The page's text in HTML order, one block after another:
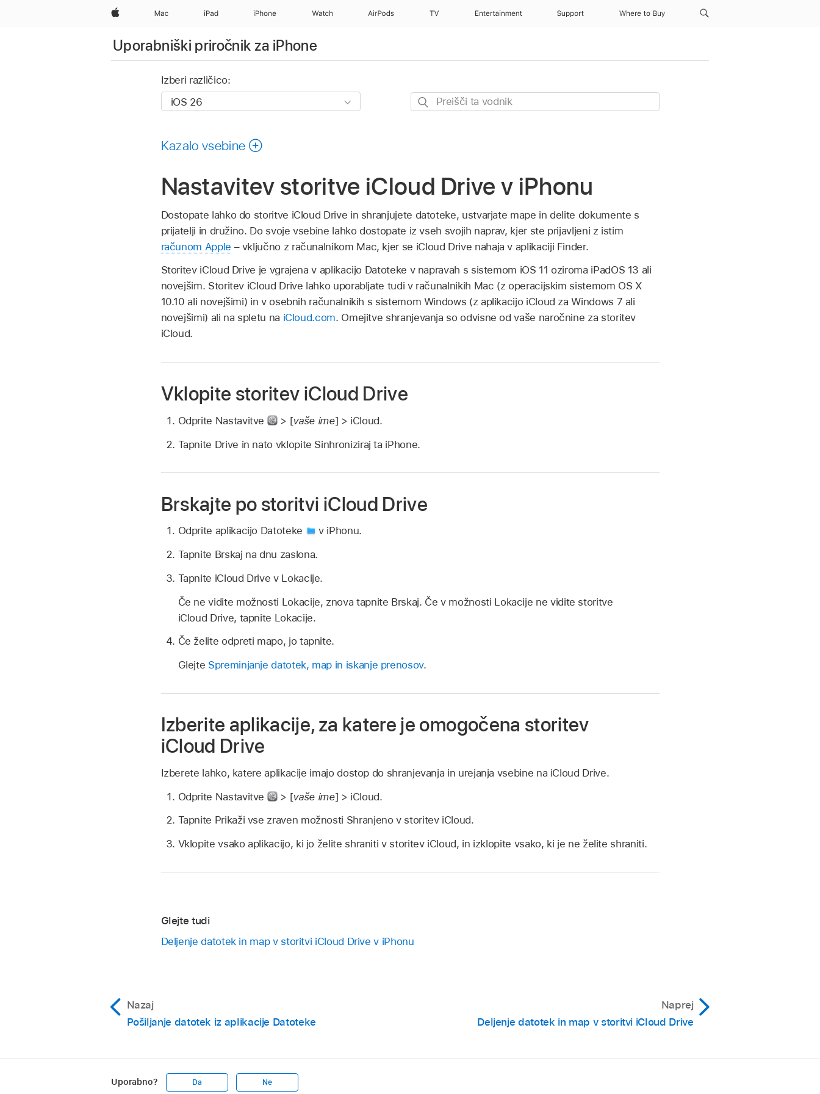
Apple Mac iPad iPhone Watch AirPods TV Entertainment Support Where to Buy
Uporabniški priročnik za iPhone
Izberi različico:
Preišči
Kazalo vsebine
Nastavitev storitve iCloud Drive v iPhonu
Dostopate lahko do storitve iCloud Drive in shranjujete datoteke, ustvarjate mape in delite dokumente s
prijatelji in družino. Do svoje vsebine lahko dostopate iz vseh svojih naprav, kjer ste prijavljeni z istim
računom Apple – vključno z računalnikom Mac, kjer se iCloud Drive nahaja v aplikaciji Finder.
Storitev iCloud Drive je vgrajena v aplikacijo Datoteke v napravah s sistemom iOS 11 oziroma iPadOS 13 ali
novejšim. Storitev iCloud Drive lahko uporabljate tudi v računalnikih Mac (z operacijskim sistemom OS X
10.10 ali novejšimi) in v osebnih računalnikih s sistemom Windows (z aplikacijo iCloud za Windows 7 ali
novejšimi) ali na spletu na iCloud.com. Omejitve shranjevanja so odvisne od vaše naročnine za storitev
iCloud.
Vklopite storitev iCloud Drive
Odprite Nastavitve > [vaše ime] > iCloud.
Tapnite Drive in nato vklopite Sinhroniziraj ta iPhone.
Brskajte po storitvi iCloud Drive
Odprite aplikacijo Datoteke
v iPhonu.
Tapnite Brskaj na dnu zaslona.
Tapnite iCloud Drive v Lokacije.
Če ne vidite možnosti Lokacije, znova tapnite Brskaj. Če v možnosti Lokacije ne vidite storitve
iCloud Drive, tapnite Lokacije.
Če želite odpreti mapo, jo tapnite.
Glejte Spreminjanje datotek, map in iskanje prenosov.
Izberite aplikacije, za katere je omogočena storitev
iCloud Drive
Izberete lahko, katere aplikacije imajo dostop do shranjevanja in urejanja vsebine na iCloud Drive.
Odprite Nastavitve
> [vaše ime] > iCloud.
Tapnite Prikaži vse zraven možnosti Shranjeno v storitev iCloud.
Vklopite vsako aplikacijo, ki jo želite shraniti v storitev iCloud, in izklopite vsako, ki je ne želite shraniti.
Glejte tudi
Deljenje datotek in map v storitvi iCloud Drive v iPhonu
Nazaj
Pošiljanje datotek iz aplikacije Datoteke
Naprej
Deljenje datotek in map v storitvi iCloud Drive
Uporabno? Da Ne